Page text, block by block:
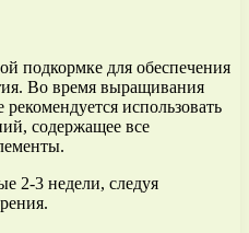
подкормке для обеспечения
Во время выращивания
использовать
содержащее все
2-3 недели, следуя